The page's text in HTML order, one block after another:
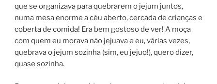
que se organizava para quebrarem o jejum juntos,
numa mesa enorme a céu aberto, cercada de crianças e
coberta de comida! Era bem gostoso de ver! A moça
com quem eu morava não jejuava e eu, várias vezes,
quebrava o jejum sozinha (sim, eu jejuo!), quero dizer,
quase sozinha.